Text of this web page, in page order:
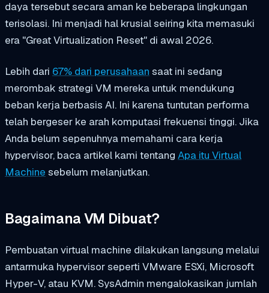
daya tersebut secara aman ke beberapa lingkungan
terisolasi. Ini menjadi hal krusial seiring kita memasuki
era "Great Virtualization Reset" di awal 2026.
Lebih dari 67% dari perusahaan saat ini sedang
merombak strategi VM mereka untuk mendukung
beban kerja berbasis AI. Ini karena tuntutan performa
telah bergeser ke arah komputasi frekuensi tinggi. Jika
Anda belum sepenuhnya memahami cara kerja
hypervisor, baca artikel kami tentang Apa itu Virtual
Machine sebelum melanjutkan.
Bagaimana VM Dibuat?
Pembuatan virtual machine dilakukan langsung melalui
antarmuka hypervisor seperti VMware ESXi, Microsoft
Hyper-V, atau KVM. SysAdmin mengalokasikan jumlah